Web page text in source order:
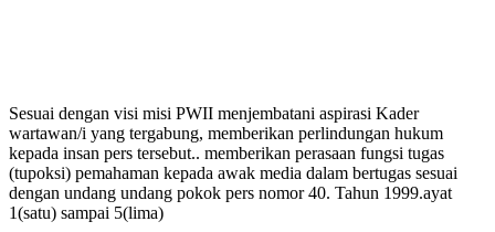
Sesuai dengan visi misi PWII menjembatani aspirasi Kader
wartawan/i yang tergabung, memberikan perlindungan hukum
kepada insan pers tersebut.. memberikan perasaan fungsi tugas
(tupoksi) pemahaman kepada awak media dalam bertugas sesuai
dengan undang undang pokok pers nomor 40. Tahun 1999.ayat
1(satu) sampai 5(lima)